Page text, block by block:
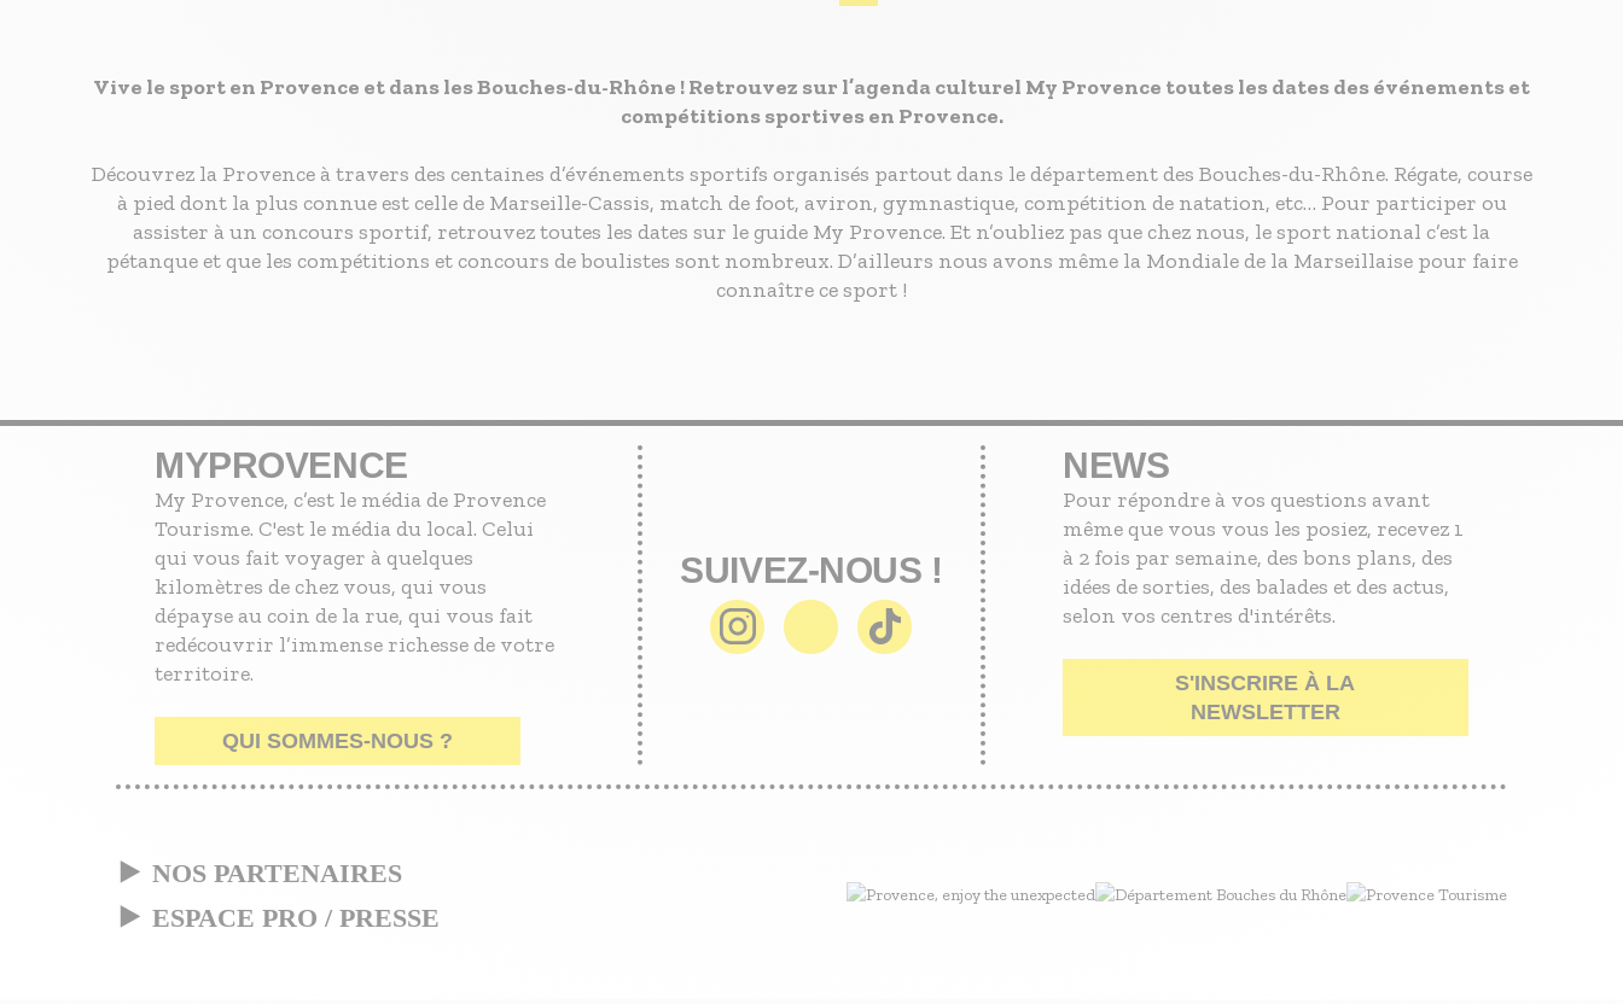
Vive le sport en Provence et dans les Bouches-du-Rhône ! Retrouvez sur l’agenda culturel My Provence toutes les dates des événements et
compétitions sportives en Provence.
Découvrez la Provence à travers des centaines d’événements sportifs organisés partout dans le département des Bouches-du-Rhône. Régate, course
à pied dont la plus connue est celle de Marseille-Cassis, match de foot, aviron, gymnastique, compétition de natation, etc… Pour participer ou
assister à un concours sportif, retrouvez toutes les dates sur le guide My Provence. Et n’oubliez pas que chez nous, le sport national c’est la
pétanque et que les compétitions et concours de boulistes sont nombreux. D’ailleurs nous avons même la Mondiale de la Marseillaise pour faire
connaître ce sport !
MYPROVENCE
My Provence, c’est le média de Provence
Tourisme. C'est le média du local. Celui
qui vous fait voyager à quelques
kilomètres de chez vous, qui vous
dépayse au coin de la rue, qui vous fait
redécouvrir l’immense richesse de votre
territoire.
QUI SOMMES-NOUS ?
SUIVEZ-NOUS !
NEWS
Pour répondre à vos questions avant
même que vous vous les posiez, recevez 1
à 2 fois par semaine, des bons plans, des
idées de sorties, des balades et des actus,
selon vos centres d'intérêts.
S'INSCRIRE À LA
NEWSLETTER
NOS PARTENAIRES
ESPACE PRO / PRESSE